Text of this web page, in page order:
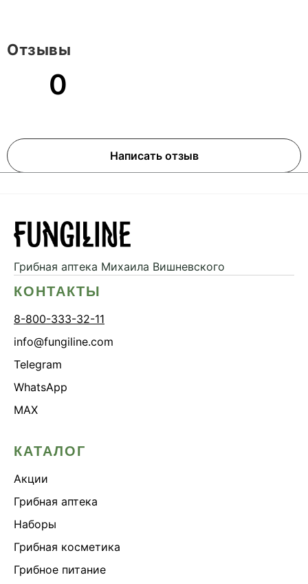
0
Написать отзыв
Отзывы
Грибная аптека Михаила Вишневского
КОНТАКТЫ
8-800-333-32-11
info@fungiline.com
Telegram
WhatsApp
MAX
КАТАЛОГ
Акции
Грибная аптека
Наборы
Грибная косметика
Грибное питание